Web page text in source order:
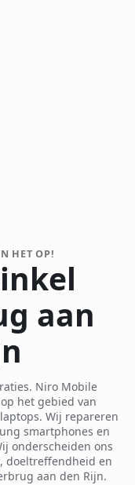
HET OP!
aan
Niro Mobile
het gebied van
Wij repareren
smartphones en
onderscheiden ons
doeltreffendheid en
aan den Rijn.